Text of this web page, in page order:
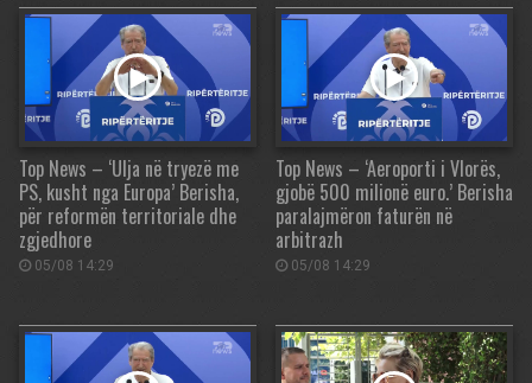
Top News – ‘Ulja në tryezë me
PS, kusht nga Europa’ Berisha,
për reformën territoriale dhe
zgjedhore
05/08 14:29
Top News – ‘Aeroporti i Vlorës,
gjobë 500 milionë euro.’ Berisha
paralajmëron faturën në
arbitrazh
05/08 14:29